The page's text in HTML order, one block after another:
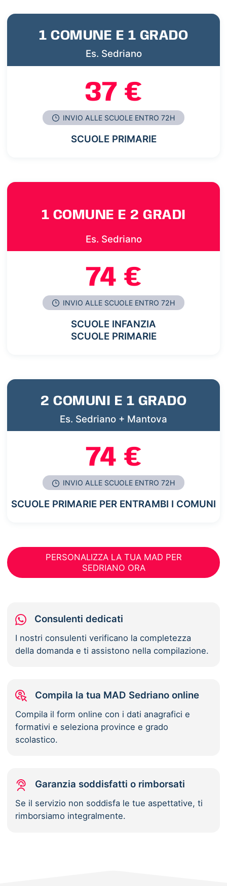
1 COMUNE E 1 GRADO
Es. Sedriano
37 €
INVIO ALLE SCUOLE ENTRO 72H
SCUOLE PRIMARIE
1 COMUNE E 2 GRADI
Es. Sedriano
74 €
INVIO ALLE SCUOLE ENTRO 72H
SCUOLE INFANZIA
SCUOLE PRIMARIE
2 COMUNI E 1 GRADO
Es. Sedriano + Mantova
74 €
INVIO ALLE SCUOLE ENTRO 72H
SCUOLE PRIMARIE PER ENTRAMBI I COMUNI
PERSONALIZZA LA TUA MAD PER
SEDRIANO ORA
Consulenti dedicati
I nostri consulenti verificano la completezza
della domanda e ti assistono nella compilazione.
Compila la tua MAD Sedriano online
Compila il form online con i dati anagrafici e
formativi e seleziona province e grado
scolastico.
Garanzia soddisfatti o rimborsati
Se il servizio non soddisfa le tue aspettative, ti
rimborsiamo integralmente.